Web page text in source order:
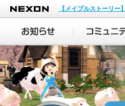
NEXON
【メイプルストーリー